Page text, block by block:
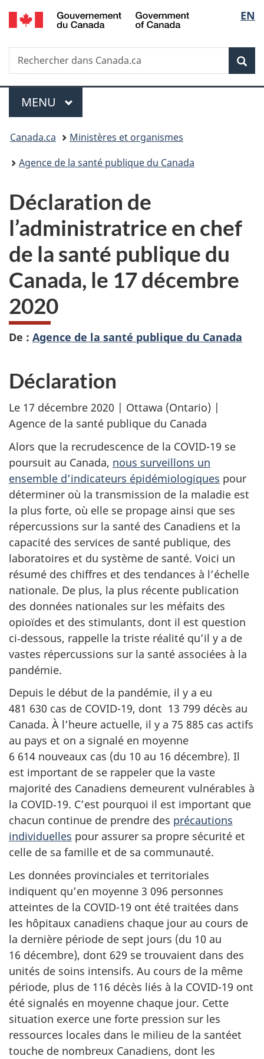
Passer
au
principal
Passer
à
Au
du
Passer
à
version
simplifiée
de
la
EN
Recherche
Rechercher
dans
Menu
MENU PRINCIPAL
Vous
êtes
Canada.ca
Ministères et organismes
Agence de la santé publique du Canada
Déclaration de
l’administratrice en chef
de la santé publique du
Canada, le 17 décembre
2020
De : Agence de la santé publique du Canada
Déclaration
Le 17 décembre 2020 | Ottawa (Ontario) |
Agence de la santé publique du Canada
Alors que la recrudescence de la COVID-19 se
poursuit au Canada, nous surveillons un
ensemble d’indicateurs épidémiologiques pour
déterminer où la transmission de la maladie est
la plus forte, où elle se propage ainsi que ses
répercussions sur la santé des Canadiens et la
capacité des services de santé publique, des
laboratoires et du système de santé. Voici un
résumé des chiffres et des tendances à l’échelle
nationale. De plus, la plus récente publication
des données nationales sur les méfaits des
opioïdes et des stimulants, dont il est question
ci‑dessous, rappelle la triste réalité qu’il y a de
vastes répercussions sur la santé associées à la
pandémie.
Depuis le début de la pandémie, il y a eu
481 630 cas de COVID-19, dont 13 799 décès au
Canada. À l’heure actuelle, il y a 75 885 cas actifs
au pays et on a signalé en moyenne
6 614 nouveaux cas (du 10 au 16 décembre). Il
est important de se rappeler que la vaste
majorité des Canadiens demeurent vulnérables à
la COVID‑19. C’est pourquoi il est important que
chacun continue de prendre des précautions
individuelles pour assurer sa propre sécurité et
celle de sa famille et de sa communauté.
Les données provinciales et territoriales
indiquent qu’en moyenne 3 096 personnes
atteintes de la COVID-19 ont été traitées dans
les hôpitaux canadiens chaque jour au cours de
la dernière période de sept jours (du 10 au
16 décembre), dont 629 se trouvaient dans des
unités de soins intensifs. Au cours de la même
période, plus de 116 décès liés à la COVID-19 ont
été signalés en moyenne chaque jour. Cette
situation exerce une forte pression sur les
ressources locales dans le milieu de la santéet
touche de nombreux Canadiens, dont les